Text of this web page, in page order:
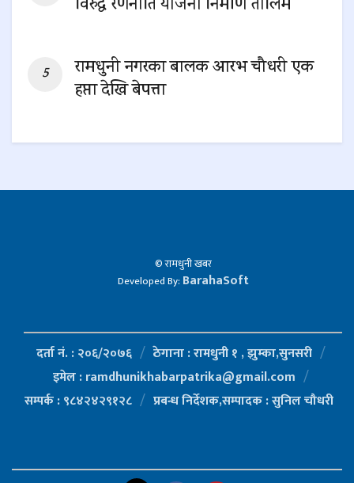
विरुद्ध रणनीति योजना निर्माण तालिम
रामधुनी नगरका बालक आरभ चौधरी एक
हप्ता देखि बेपत्ता
© रामधुनी खबर
Developed By: BarahaSoft
दर्ता नं. : २०६/२०७६
ठेगाना : रामधुनी १ , झुम्का,सुनसरी
इमेल : ramdhunikhabarpatrika@gmail.com
सम्पर्क : ९८४२४२९१२८
प्रबन्ध निर्देशक,सम्पादक : सुनिल चौधरी